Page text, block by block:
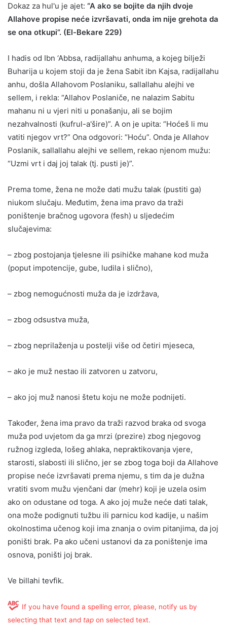
Dokaz za hul'u je ajet: “A ako se bojite da njih dvoje
Allahove propise neće izvršavati, onda im nije grehota da
se ona otkupi”. (El-Bekare 229)
I hadis od Ibn ‘Abbsa, radijallahu anhuma, a kojeg bilježi
Buharija u kojem stoji da je žena Sabit ibn Kajsa, radijallahu
anhu, došla Allahovom Poslaniku, sallallahu alejhi ve
sellem, i rekla: “Allahov Poslaniče, ne nalazim Sabitu
mahanu ni u vjeri niti u ponašanju, ali se bojim
nezahvalnosti (kufrul-a'šire)”. A on je upita: “Hoćeš li mu
vatiti njegov vrt?” Ona odgovori: “Hoću”. Onda je Allahov
Poslanik, sallallahu alejhi ve sellem, rekao njenom mužu:
“Uzmi vrt i daj joj talak (tj. pusti je)”.
Prema tome, žena ne može dati mužu talak (pustiti ga)
niukom slučaju. Međutim, žena ima pravo da traži
poništenje bračnog ugovora (fesh) u sljedećim
slučajevima:
– zbog postojanja tjelesne ili psihičke mahane kod muža
(poput impotencije, gube, ludila i slično),
– zbog nemogućnosti muža da je izdržava,
– zbog odsustva muža,
– zbog neprilaženja u postelji više od četiri mjeseca,
– ako je muž nestao ili zatvoren u zatvoru,
– ako joj muž nanosi štetu koju ne može podnijeti.
Također, žena ima pravo da traži razvod braka od svoga
muža pod uvjetom da ga mrzi (prezire) zbog njegovog
ružnog izgleda, lošeg ahlaka, nepraktikovanja vjere,
starosti, slabosti ili slično, jer se zbog toga boji da Allahove
propise neće izvršavati prema njemu, s tim da je dužna
vratiti svom mužu vjenčani dar (mehr) koji je uzela osim
ako on odustane od toga. A ako joj muže neće dati talak,
ona može podignuti tužbu ili parnicu kod kadije, u našim
okolnostima učenog koji ima znanja o ovim pitanjima, da joj
poništi brak. Pa ako učeni ustanovi da za poništenje ima
osnova, poništi joj brak.
Ve billahi tevfik.
If you have found a spelling error, please, notify us by
selecting that text and tap on selected text.